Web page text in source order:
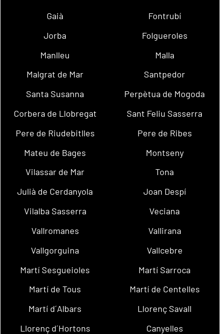
Gaià
Fontrubí
Jorba
Folgueroles
Manlleu
Malla
Malgrat de Mar
Santpedor
Santa Susanna
Perpètua de Mogoda
Corbera de Llobregat
Sant Feliu Sasserra
Pere de Riudebitlles
Pere de Ribes
Mateu de Bages
Montseny
Vilassar de Mar
Tona
Julià de Cerdanyola
Joan Despí
Vilalba Sasserra
Veciana
Vallromanes
Vallirana
Vallgorguina
Vallcebre
Martí Sesgueioles
Martí Sarroca
Martí de Tous
Martí de Centelles
Martí d´Albars
Llorenç Savall
Llorenç d´Hortons
Canyelles